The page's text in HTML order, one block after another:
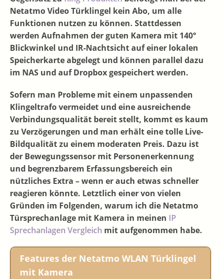
Netatmo Video Türklingel kein Abo, um alle
Funktionen nutzen zu können. Stattdessen
werden Aufnahmen der guten Kamera mit 140°
Blickwinkel und IR-Nachtsicht auf einer lokalen
Speicherkarte abgelegt und können parallel dazu
im NAS und auf Dropbox gespeichert werden.
Sofern man Probleme mit einem unpassenden
Klingeltrafo vermeidet und eine ausreichende
Verbindungsqualität bereit stellt, kommt es kaum
zu Verzögerungen und man erhält eine tolle Live-
Bildqualität zu einem moderaten Preis. Dazu ist
der Bewegungssensor mit Personenerkennung
und begrenzbarem Erfassungsbereich ein
nützliches Extra – wenn er auch etwas schneller
reagieren könnte. Letztlich einer von vielen
Gründen im Folgenden, warum ich die Netatmo
Türsprechanlage mit Kamera in meinen IP
Sprechanlagen Vergleich mit aufgenommen habe.
Features der Netatmo WLAN Türklingel
mit Kamera